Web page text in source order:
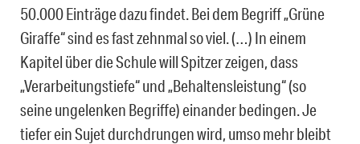
50.000 Einträge dazu findet. Bei dem Begriff „Grüne
Giraffe“ sind es fast zehnmal so viel. (…) In einem
Kapitel über die Schule will Spitzer zeigen, dass
„Verarbeitungstiefe“ und „Behaltensleistung“ (so
seine ungelenken Begriffe) einander bedingen. Je
tiefer ein Sujet durchdrungen wird, umso mehr bleibt